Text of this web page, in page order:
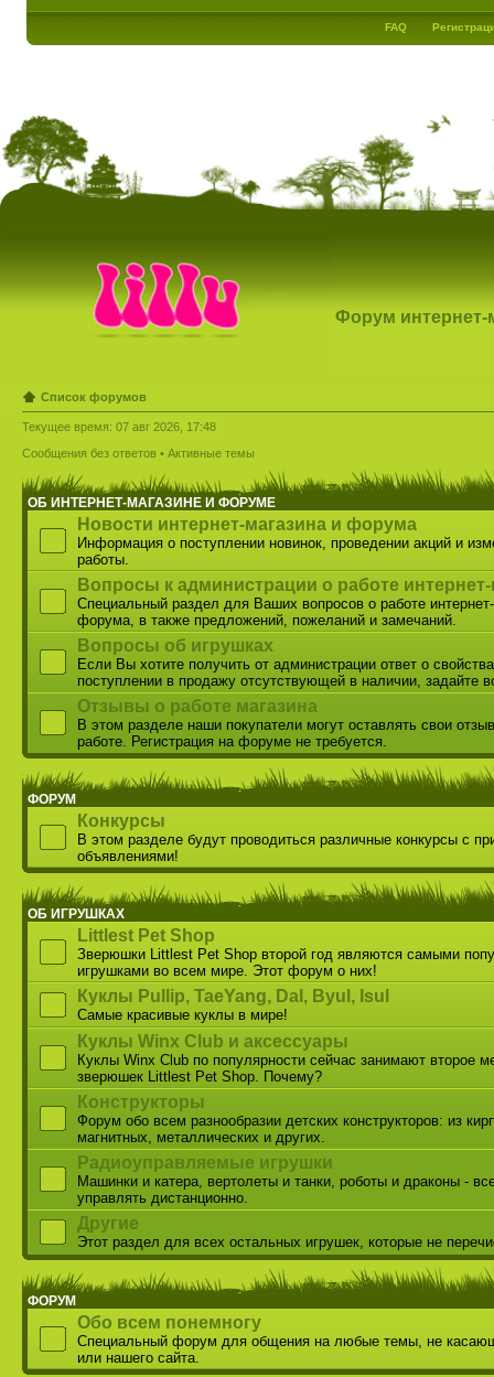
FAQ
Форум интернет-
Список форумов
Текущее время: 07 авг 2026, 17:48
Сообщения без ответов • Активные темы
ОБ ИНТЕРНЕТ-МАГАЗИНЕ И ФОРУМЕ
Новости интернет-магазина и форума
Информация о поступлении новинок, проведении акций и
работы.
Вопросы к администрации о работе интернет-
Специальный раздел для Ваших вопросов о работе
форума, в также предложений, пожеланий и замечаний.
Вопросы об игрушках
Если Вы хотите получить от администрации ответ о
поступлении в продажу отсутствующей в наличии, задайте
Отзывы о работе магазина
В этом разделе наши покупатели могут оставлять свои
работе. Регистрация на форуме не требуется.
ФОРУМ
Конкурсы
В этом разделе будут проводиться различные конкурсы с
объявлениями!
ОБ ИГРУШКАХ
Littlest Pet Shop
Зверюшки Littlest Pet Shop второй год являются самыми
игрушками во всем мире. Этот форум о них!
Куклы Pullip, TaeYang, Dal, Byul, Isul
Самые красивые куклы в мире!
Куклы Winx Club и аксессуары
Куклы Winx Club по популярности сейчас занимают второе
зверюшек Littlest Pet Shop. Почему?
Конструкторы
Форум обо всем разнообразии детских конструкторов: из
магнитных, металлических и других.
Радиоуправляемые игрушки
Машинки и катера, вертолеты и танки, роботы и драконы -
управлять дистанционно.
Другие
Этот раздел для всех остальных игрушек, которые не
ФОРУМ
Обо всем понемногу
Специальный форум для общения на любые темы, не
или нашего сайта.